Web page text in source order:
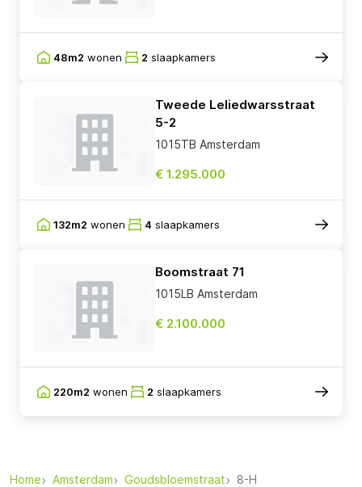
48m2 wonen 2 slaapkamers
Tweede Leliedwarsstraat
5-2
1015TB Amsterdam
€ 1.295.000
132m2 wonen 4 slaapkamers
Boomstraat 71
1015LB Amsterdam
€ 2.100.000
220m2 wonen 2 slaapkamers
Home Amsterdam Goudsbloemstraat 8-H